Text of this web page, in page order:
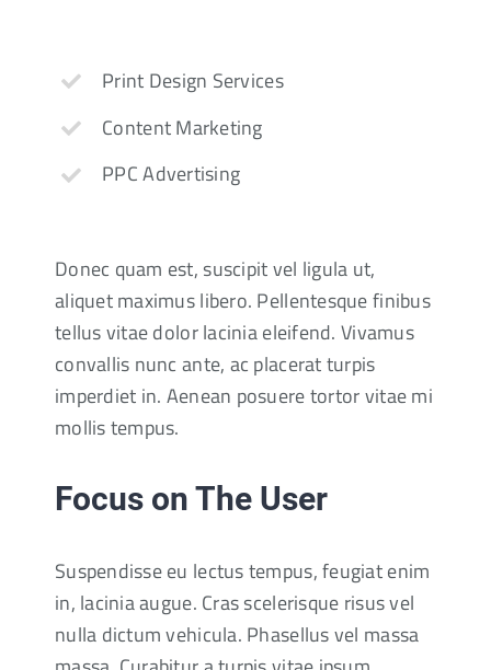
Print Design Services
Content Marketing
PPC Advertising
Donec quam est, suscipit vel ligula ut,
aliquet maximus libero. Pellentesque finibus
tellus vitae dolor lacinia eleifend. Vivamus
convallis nunc ante, ac placerat turpis
imperdiet in. Aenean posuere tortor vitae mi
mollis tempus.
Focus on The User
Suspendisse eu lectus tempus, feugiat enim
in, lacinia augue. Cras scelerisque risus vel
nulla dictum vehicula. Phasellus vel massa